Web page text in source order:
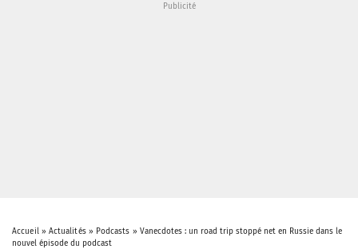
Accueil» Actualités» Podcasts » Vanecdotes : un road trip stoppé net en Russie dans le
nouvel épisode du podcast